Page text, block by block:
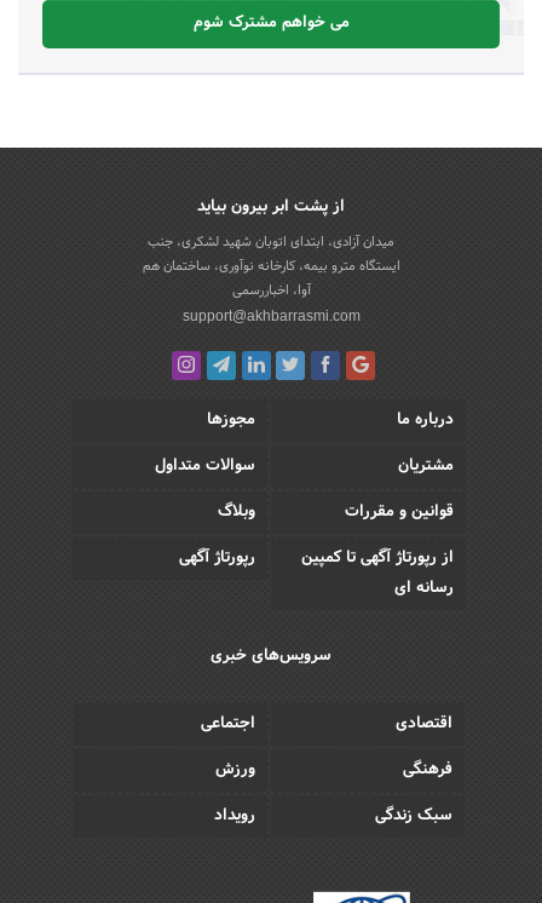
می خواهم مشترک شوم
از پشت ابر بیرون بیاید
میدان آزادی، ابتدای اتوبان شهید لشکری، جنب
ایستگاه مترو بیمه، کارخانه نوآوری، ساختمان هم
آوا، اخباررسمی
support@akhbarrasmi.com
درباره ما
مجوزها
مشتریان
سوالات متداول
قوانین و مقررات
وبلاگ
از رپورتاژ آگهی تا کمپین
رسانه ای
رپورتاژ آگهی
سرویس‌های خبری
اقتصادی
اجتماعی
فرهنگی
ورزش
سبک زندگی
رویداد